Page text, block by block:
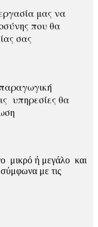
μας να
που θα
σας
υπηρεσίες θα
μικρό ή μεγάλο και
σύμφωνα με τις